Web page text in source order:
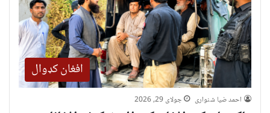
افغان کډوال
احمد ضیا شنواری جولای 29, 2026